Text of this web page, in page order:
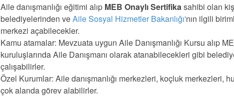
Aile danışmanlığı eğitimi alıp MEB Onaylı Sertifika sahibi olan
belediyelerinden veAile Sosyal Hizmetler Bakanlığı'nın ilgili
merkezi açabilecekler.
Kamu atamalar: Mevzuata uygun Aile Danışmanlığı Kursu alıp
kuruluşlarında Aile Danışmanı olarak atanabilecekleri gibi
çalışabilirler.
Özel Kurumlar: Aile danışmanlığı merkezleri, koçluk
çok alanda görev alabilirler.